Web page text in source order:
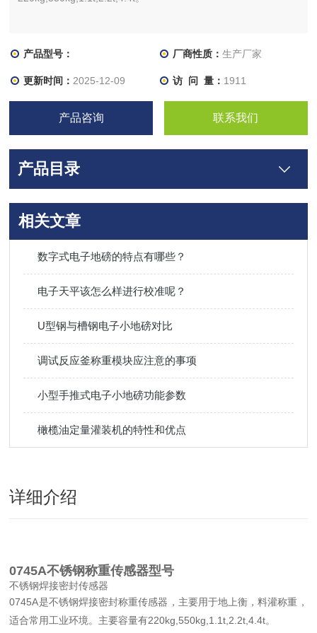
产品型号： 厂商性质： 生产厂家
更新时间： 2025-12-09 访 问 量： 1911
产品咨询 联系我们
产品目录
相关文章
数字式电子地磅的特点有哪些？
电子天平该怎么样进行校准呢？
U型钢与槽钢电子小地磅对比
调试反应釜称重模块应注意的事项
小型手推式电子小地磅功能参数
橄榄油定量灌装机的特性和优点
详细介绍
0745A不锈钢称重传感器型号
不锈钢焊接密封传感器
0745A是不锈钢焊接密封称重传感器，主要用于地上衡，料灌称重，
适合常用工业环境。主要容量有220kg,550kg,1.1t,2.2t,4.4t。